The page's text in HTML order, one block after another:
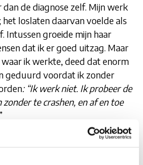
de diagnose zelf. Mijn werk
loslaten daarvan voelde als
Intussen groeide mijn haar
dat ik er goed uitzag. Maar
ik werkte, deed dat enorm
geduurd voordat ik zonder
: “Ik werk niet. Ik probeer de
te crashen, en af en toe